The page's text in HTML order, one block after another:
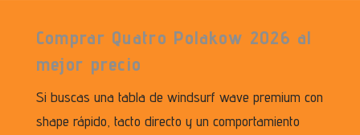
Comprar Quatro Polakow 2026 al
mejor precio
Si buscas una tabla de windsurf wave premium con
shape rápido, tacto directo y un comportamiento